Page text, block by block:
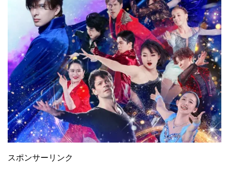
スポンサーリンク